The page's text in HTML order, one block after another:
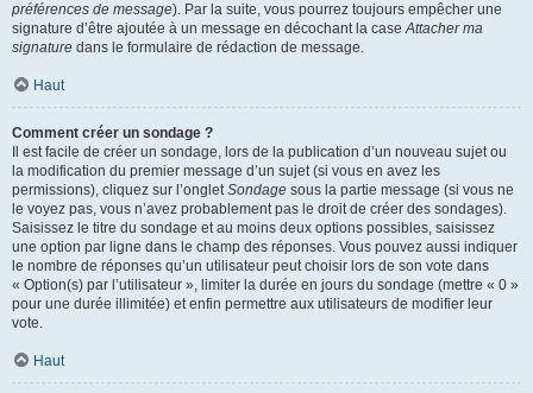
préférences de message). Par la suite, vous pourrez toujours empêcher une
signature d’être ajoutée à un message en décochant la caseAttacher ma
signature dans le formulaire de rédaction de message.
Haut
Comment créer un sondage ?
Il est facile de créer un sondage, lors de la publication d’un nouveau sujet ou
la modification du premier message d’un sujet (si vous en avez les
permissions), cliquez sur l’ongletSondage sous la partie message (si vous ne
le voyez pas, vous n’avez probablement pas le droit de créer des sondages).
Saisissez le titre du sondage et au moins deux options possibles, saisissez
une option par ligne dans le champ des réponses. Vous pouvez aussi indiquer
le nombre de réponses qu’un utilisateur peut choisir lors de son vote dans
« Option(s) par l’utilisateur », limiter la durée en jours du sondage (mettre « 0 »
pour une durée illimitée) et enfin permettre aux utilisateurs de modifier leur
vote.
Haut